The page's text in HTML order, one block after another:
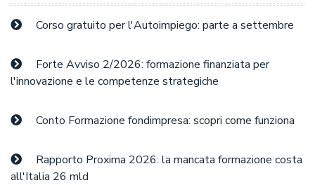
Corso gratuito per l'Autoimpiego: parte a settembre
Forte Avviso 2/2026: formazione finanziata per
l'innovazione e le competenze strategiche
Conto Formazione fondimpresa: scopri come funziona
Rapporto Proxima 2026: la mancata formazione costa
all'Italia 26 mld